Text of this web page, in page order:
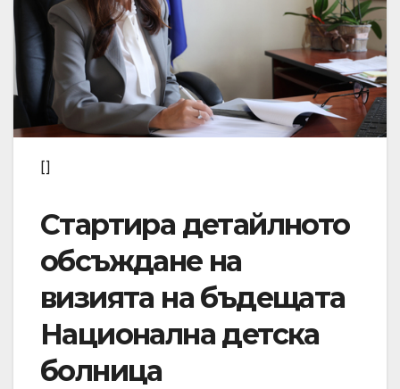
[]
Стартира детайлното
обсъждане на
визията на бъдещата
Национална детска
болница